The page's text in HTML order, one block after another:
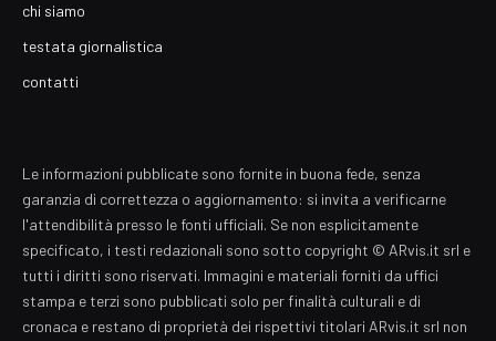
chi siamo
testata giornalistica
contatti
Le informazioni pubblicate sono fornite in buona fede, senza
garanzia di correttezza o aggiornamento: si invita a verificarne
l'attendibilità presso le fonti ufficiali. Se non esplicitamente
specificato, i testi redazionali sono sotto copyright © ARvis.it srl e
tutti i diritti sono riservati. Immagini e materiali forniti da uffici
stampa e terzi sono pubblicati solo per finalità culturali e di
cronaca e restano di proprietà dei rispettivi titolari ARvis.it srl non